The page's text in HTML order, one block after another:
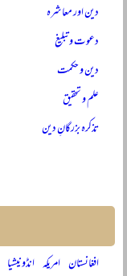
دین اور معاشرہ
دعوت و تبلیغ
دین و حکمت
علم و تحقیق
تذکرہ بزرگانِ دین
افغانستان امریکہ انڈونیشیا